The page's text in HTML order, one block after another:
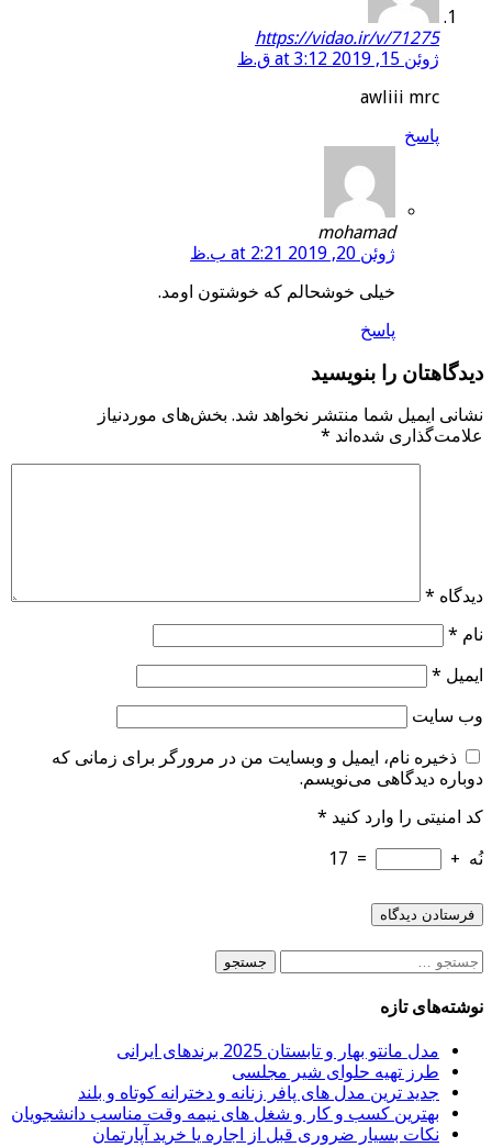
https://vidao.ir/v/71275
ژوئن 15, 2019 at 3:12 ق.ظ
awliii mrc
پاسخ
mohamad
ژوئن 20, 2019 at 2:21 ب.ظ
خیلی خوشحالم که خوشتون اومد.
پاسخ
دیدگاهتان را بنویسید
نشانی ایمیل شما منتشر نخواهد شد. بخش‌های موردنیاز
علامت‌گذاری شده‌اند *
دیدگاه *
نام *
ایمیل *
وب‌ سایت
ذخیره نام، ایمیل و وبسایت من در مرورگر برای زمانی که
دوباره دیدگاهی می‌نویسم.
کد امنیتی را وارد کنید *
نُه +
=
17
جستجو
برای:
نوشته‌های تازه
مدل مانتو بهار و تابستان 2025 برندهای ایرانی
طرز تهیه حلوای شیر مجلسی
جدید ترین مدل های پافر زنانه و دخترانه کوتاه و بلند
بهترین کسب و کار و شغل های نیمه وقت مناسب دانشجویان
نکات بسیار ضروری قبل از اجاره یا خرید آپارتمان